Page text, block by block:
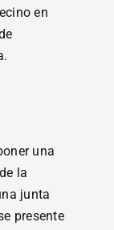
en
una
la
junta
presente